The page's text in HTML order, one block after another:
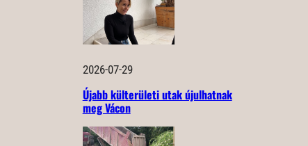
2026-07-29
Újabb külterületi utak újulhatnak
meg Vácon